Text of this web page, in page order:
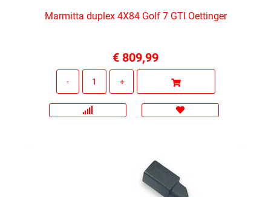
Marmitta duplex 4X84 Golf 7 GTI Oettinger
€ 809,99